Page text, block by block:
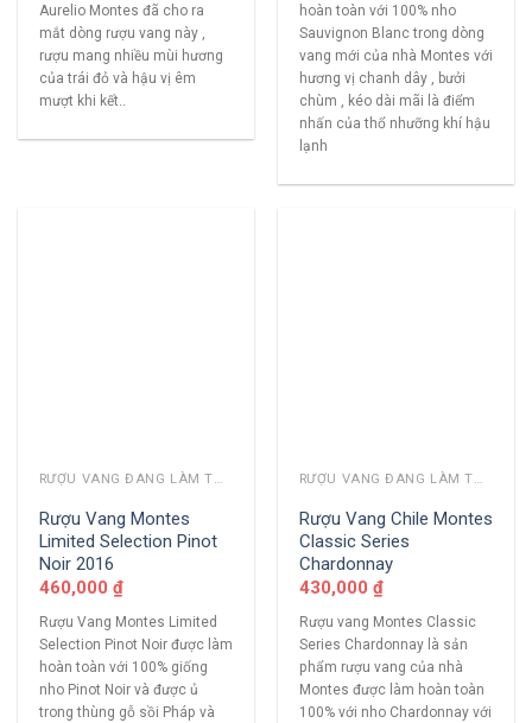
Aurelio Montes đã cho ra
mắt dòng rượu vang này ,
rượu mang nhiều mùi hương
của trái đỏ và hậu vị êm
mượt khi kết..
hoàn toàn với 100% nho
Sauvignon Blanc trong dòng
vang mới của nhà Montes với
hương vị chanh dây , bưởi
chùm , kéo dài mãi là điểm
nhấn của thổ nhưỡng khí hậu
lạnh
RƯỢU VANG ĐANG LÀM THỊ TRƯỜNG
Rượu Vang Montes
Limited Selection Pinot
Noir 2016
460,000 ₫
Rượu Vang Montes Limited
Selection Pinot Noir được làm
hoàn toàn với 100% giống
nho Pinot Noir và được ủ
trong thùng gỗ sồi Pháp và
RƯỢU VANG ĐANG LÀM THỊ TRƯỜNG
Rượu Vang Chile Montes
Classic Series
Chardonnay
430,000 ₫
Rượu vang Montes Classic
Series Chardonnay là sản
phẩm rượu vang của nhà
Montes được làm hoàn toàn
100% với nho Chardonnay với